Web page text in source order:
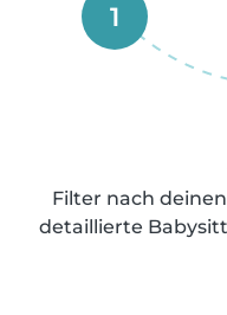
1
Filter nach
detaillierte